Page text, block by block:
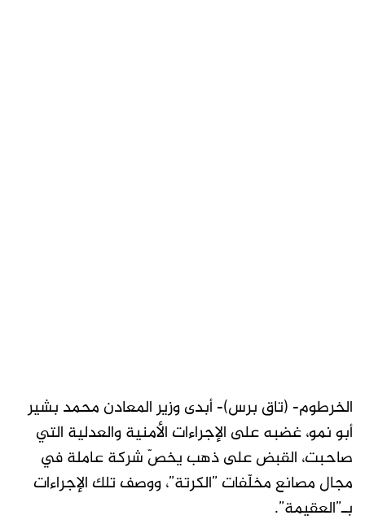
الخرطوم- (تاق برس)- أبدى وزير المعادن محمد بشير
أبو نمو، غضبه على الإجراءات الأمنية والعدلية التي
صاحبت، القبض على ذهب يخصّ شركة عاملة في
مجال مصانع مخلّفات ”الكرتة”، ووصف تلك الإجراءات
بـ”العقيمة”.